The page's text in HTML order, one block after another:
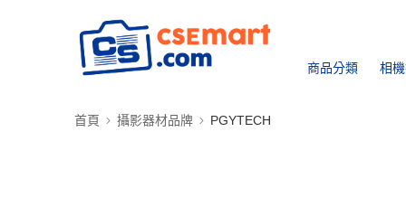
商品分類 相
首頁 攝影器材品牌 PGYTECH